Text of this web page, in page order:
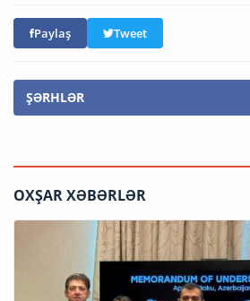
Paylaş Tweet
ŞƏRHLƏR
OXŞAR XƏBƏRLƏR